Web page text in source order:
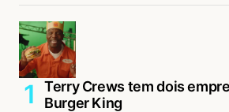
Terry Crews tem dois
Burger King